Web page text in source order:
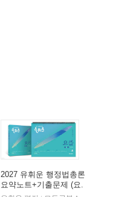
2027 유휘운 행정법총론
요약노트+기출문제 (요.
플.)